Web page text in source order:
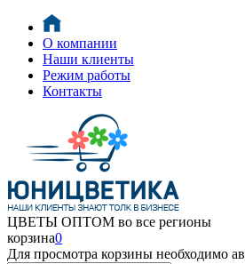
О компании
Наши клиенты
Режим работы
Контакты
ЦВЕТЫ ОПТОМ во все регионы
корзина0
Для просмотра корзины необходимо